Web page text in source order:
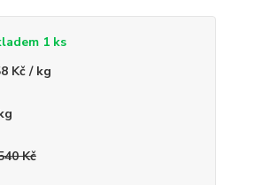
1 ks
Kč / kg
Kč